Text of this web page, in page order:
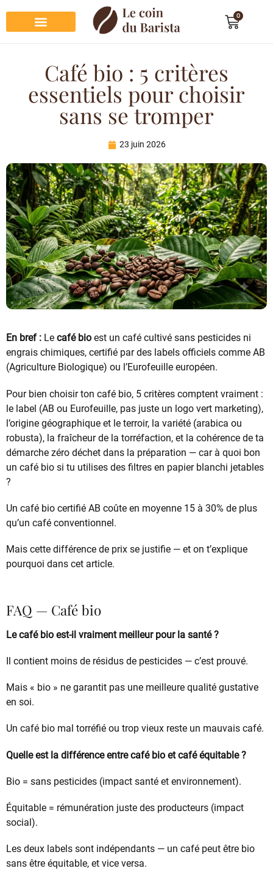
0
Café bio : 5 critères
essentiels pour choisir
sans se tromper
23 juin 2026
En bref : Le café bio est un café cultivé sans pesticides ni
engrais chimiques, certifié par des labels officiels comme AB
(Agriculture Biologique) ou l’Eurofeuille européen.
Pour bien choisir ton café bio, 5 critères comptent vraiment :
le label (AB ou Eurofeuille, pas juste un logo vert marketing),
l’origine géographique et le terroir, la variété (arabica ou
robusta), la fraîcheur de la torréfaction, et la cohérence de ta
démarche zéro déchet dans la préparation — car à quoi bon
un café bio si tu utilises des filtres en papier blanchi jetables
?
Un café bio certifié AB coûte en moyenne 15 à 30% de plus
qu’un café conventionnel.
Mais cette différence de prix se justifie — et on t’explique
pourquoi dans cet article.
FAQ — Café bio
Le café bio est-il vraiment meilleur pour la santé ?
Il contient moins de résidus de pesticides — c’est prouvé.
Mais « bio » ne garantit pas une meilleure qualité gustative
en soi.
Un café bio mal torréfié ou trop vieux reste un mauvais café.
Quelle est la différence entre café bio et café équitable ?
Bio = sans pesticides (impact santé et environnement).
Équitable = rémunération juste des producteurs (impact
social).
Les deux labels sont indépendants — un café peut être bio
sans être équitable, et vice versa.